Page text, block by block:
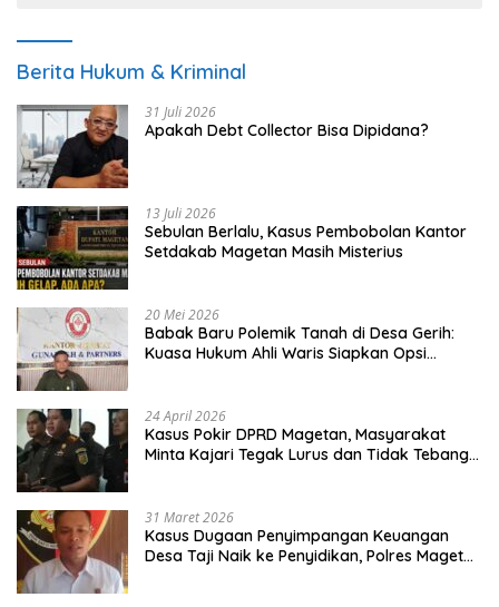
Berita Hukum & Kriminal
31 Juli 2026
Apakah Debt Collector Bisa Dipidana?
13 Juli 2026
Sebulan Berlalu, Kasus Pembobolan Kantor
Setdakab Magetan Masih Misterius
20 Mei 2026
Babak Baru Polemik Tanah di Desa Gerih:
Kuasa Hukum Ahli Waris Siapkan Opsi
24 April 2026
Kasus Pokir DPRD Magetan, Masyarakat
Minta Kajari Tegak Lurus dan Tidak Tebang
31 Maret 2026
Kasus Dugaan Penyimpangan Keuangan
Desa Taji Naik ke Penyidikan, Polres Magetan